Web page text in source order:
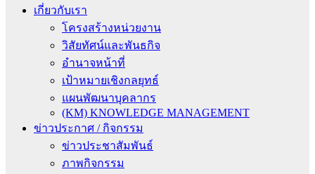
เกี่ยวกับเรา
โครงสร้างหน่วยงาน
วิสัยทัศน์และพันธกิจ
อำนาจหน้าที่
เป้าหมายเชิงกลยุทธ์
แผนพัฒนาบุคลากร
(KM) KNOWLEDGE MANAGEMENT
ข่าวประกาศ / กิจกรรม
ข่าวประชาสัมพันธ์
ภาพกิจกรรม